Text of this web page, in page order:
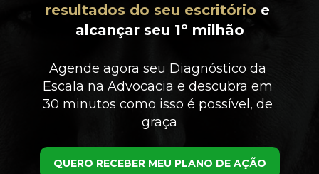
resultados do seu escritório e
alcançar seu 1º milhão
Agende agora seu Diagnóstico da
Escala na Advocacia e descubra em
30 minutos como isso é possível, de
graça
QUERO RECEBER MEU PLANO DE AÇÃO